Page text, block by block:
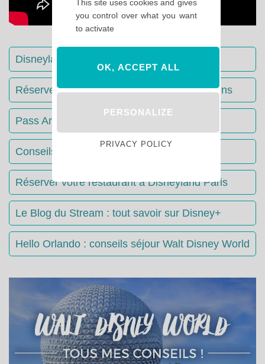
Disneyland Paris : Le guide complet
Réserver votre séjour : toutes les informations
Pass Annuels Disney : informations
Conseils & Astuces Disneyland Paris
Réserver votre restaurant à Disneyland Paris
Le Blog du Stream : tout savoir sur Disney+
Hello Orlando : conseils séjour Walt Disney World
This site uses cookies and gives
you control over what you want
to activate
OK, ACCEPT ALL
PERSONALIZE
PRIVACY POLICY